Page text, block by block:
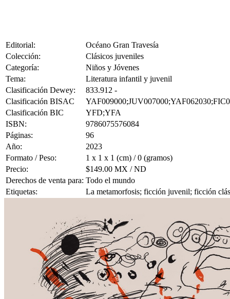
Editorial:
Océano Gran Travesía
Colección:
Clásicos juveniles
Categoría:
Niños y Jóvenes
Tema:
Literatura infantil y juvenil
Clasificación Dewey:
833.912 -
Clasificación BISAC
Clasificación BIC
YFD;YFA
ISBN:
9786075576084
Páginas:
96
Año:
2023
Formato / Peso:
1 x 1 x 1 (cm) / 0 (gramos)
Precio:
$149.00 MX / ND
Derechos de venta para: Todo el mundo
Etiquetas:
La metamorfosis; ficción juvenil; ficción